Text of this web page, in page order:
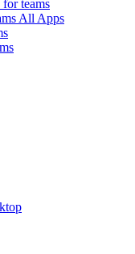
teams
All Apps